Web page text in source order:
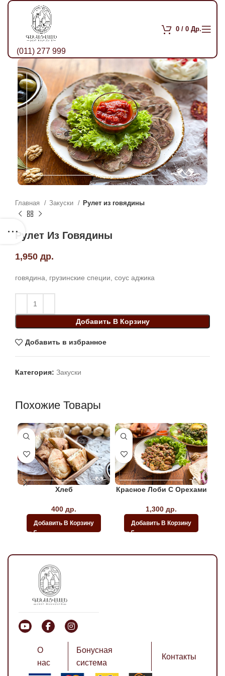
(011) 277 999
0 / 0 Др.
Главная Закуски Рулет из говядины
Рулет Из Говядины
1,950 др.
говядина, грузинские специи, соус аджика
Добавить В Корзину
Добавить в избранное
Категория: Закуски
Похожие Товары
Хлеб
400 др.
Добавить В Корзину
Красное Лоби С Орехами
1,300 др.
Добавить В Корзину
О
нас
Бонусная
система
Контакты